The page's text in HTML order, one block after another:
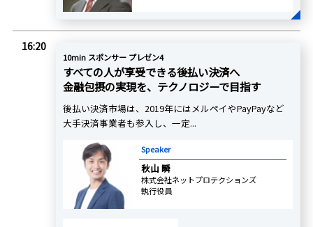
16:20
10min スポンサー プレゼン4
すべての人が享受できる後払い決済へ
金融包摂の実現を、テクノロジーで目指す
後払い決済市場は、2019年にはメルペイやPayPayなど
大手決済事業者も参入し、一定...
Speaker
秋山 瞬
株式会社ネットプロテクションズ
執行役員